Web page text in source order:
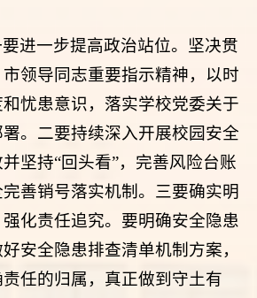
进一步提高政治站位。坚决贯
领导同志重要指示精神，以时
忧患意识，落实学校党委关于
。二要持续深入开展校园安全
坚持“回头看”，完善风险台账
善销号落实机制。三要确实明
化责任追究。要明确安全隐患
安全隐患排查清单机制方案，
任的归属，真正做到守土有